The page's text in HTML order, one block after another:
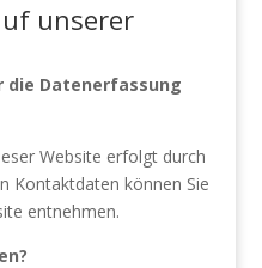
unserer
Datenerfassung
Website erfolgt durch
Kontaktdaten können Sie
entnehmen.